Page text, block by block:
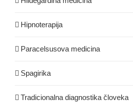
Hipnoterapija
Paracelsusova medicina
Spagirika
Tradicionalna diagnostika človeka